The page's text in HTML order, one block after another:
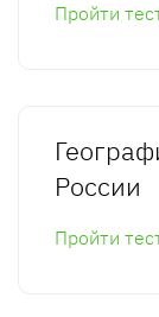
Пройти
России
Пройти